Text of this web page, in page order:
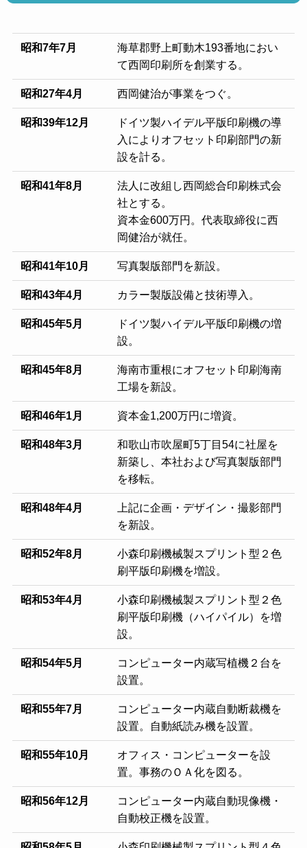
昭和7年7月
海草郡野上町動木193番地におい
て西岡印刷所を創業する。
昭和27年4月 西岡健治が事業をつぐ。
昭和39年12月
ドイツ製ハイデル平版印刷機の導
入によりオフセット印刷部門の新
設を計る。
昭和41年8月
法人に改組し西岡総合印刷株式会
社とする。
資本金600万円。代表取締役に西
岡健治が就任。
昭和41年10月 写真製版部門を新設。
昭和43年4月 カラー製版設備と技術導入。
昭和45年5月
ドイツ製ハイデル平版印刷機の増
設。
昭和45年8月
海南市重根にオフセット印刷海南
工場を新設。
昭和46年1月 資本金1,200万円に増資。
昭和48年3月
和歌山市吹屋町5丁目54に社屋を
新築し、本社および写真製版部門
を移転。
昭和48年4月
上記に企画・デザイン・撮影部門
を新設。
昭和52年8月
小森印刷機械製スプリント型２色
刷平版印刷機を増設。
昭和53年4月
小森印刷機械製スプリント型２色
刷平版印刷機（ハイパイル）を増
設。
昭和54年5月
コンピューター内蔵写植機２台を
設置。
昭和55年7月
コンピューター内蔵自動断裁機を
設置。自動紙読み機を設置。
昭和55年10月
オフィス・コンピューターを設
置。事務のＯＡ化を図る。
昭和56年12月
コンピューター内蔵自動現像機・
自動校正機を設置。